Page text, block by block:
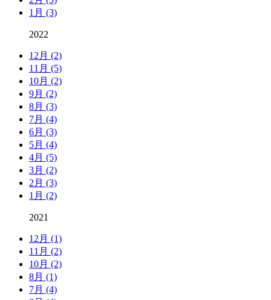
1月 (3)
2022
12月 (2)
11月 (5)
10月 (2)
9月 (2)
8月 (3)
7月 (4)
6月 (3)
5月 (4)
4月 (5)
3月 (2)
2月 (3)
1月 (2)
2021
12月 (1)
11月 (2)
10月 (2)
8月 (1)
7月 (4)